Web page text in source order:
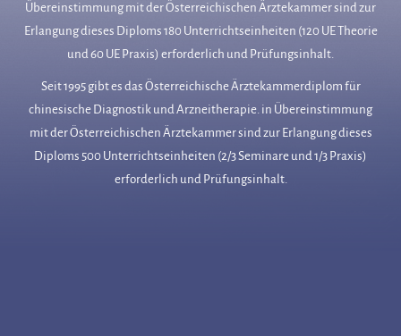
Übereinstimmung mit der Österreichischen Ärztekammer sind zur
Erlangung dieses Diploms 180 Unterrichtseinheiten (120 UE Theorie
und 60 UE Praxis) erforderlich und Prüfungsinhalt.
Seit 1995 gibt es das Österreichische Ärztekammerdiplom für
chinesische Diagnostik und Arzneitherapie. in Übereinstimmung
mit der Österreichischen Ärztekammer sind zur Erlangung dieses
Diploms 500 Unterrichtseinheiten (2/3 Seminare und 1/3 Praxis)
erforderlich und Prüfungsinhalt.